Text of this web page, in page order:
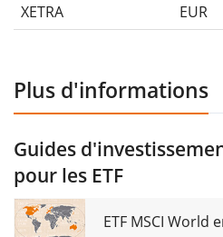
XETRA EUR
Plus d'informations
Guides
pour les ETF
ETF MSCI World